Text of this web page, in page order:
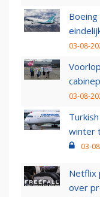
03-08-
03-08-
winter
03-
Netflix
over